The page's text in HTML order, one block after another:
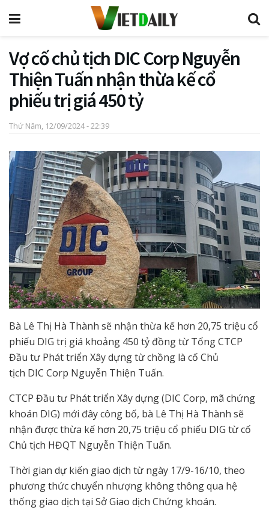
Vợ cố chủ tịch DIC Corp Nguyễn
Thiện Tuấn nhận thừa kế cổ
phiếu trị giá 450 tỷ
Thứ Năm, 12/09/2024 - 22:39
Bà Lê Thị Hà Thành sẽ nhận thừa kế hơn 20,75 triệu cổ
phiếu DIG trị giá khoảng 450 tỷ đồng từ Tổng CTCP
Đầu tư Phát triển Xây dựng từ chồng là cố Chủ
tịch DIC Corp Nguyễn Thiện Tuấn.
CTCP Đầu tư Phát triển Xây dựng (DIC Corp, mã chứng
khoán DIG) mới đây công bố, bà Lê Thị Hà Thành sẽ
nhận được thừa kế hơn 20,75 triệu cổ phiếu DIG từ cố
Chủ tịch HĐQT Nguyễn Thiện Tuấn.
Thời gian dự kiến giao dịch từ ngày 17/9-16/10, theo
phương thức chuyển nhượng không thông qua hệ
thống giao dịch tại Sở Giao dịch Chứng khoán.